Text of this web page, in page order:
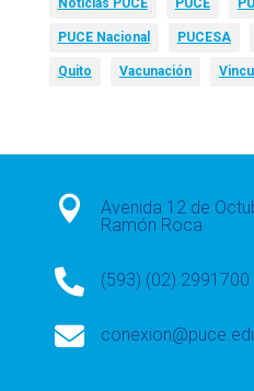
Noticias PUCE PUCE
PUCE Nacional PUCESA
Quito Vacunación

Avenida 12 de
Ramón Roca
 (593) (02) 2991700
